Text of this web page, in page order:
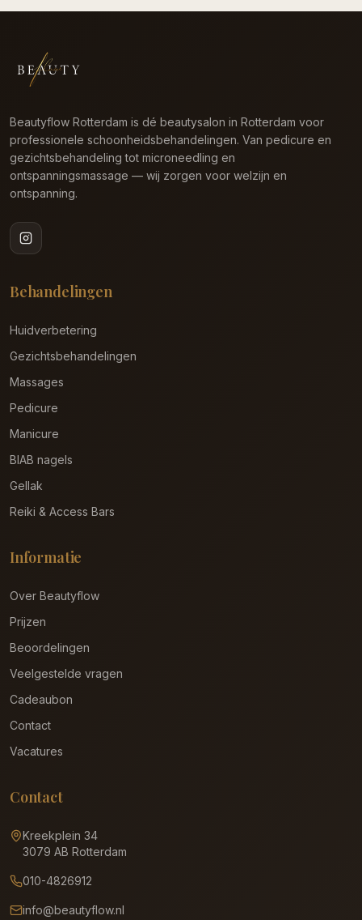
Beautyflow Rotterdam is dé beautysalon in Rotterdam voor
professionele schoonheidsbehandelingen. Van pedicure en
gezichtsbehandeling tot microneedling en
ontspanningsmassage — wij zorgen voor welzijn en
ontspanning.
Behandelingen
Huidverbetering
Gezichtsbehandelingen
Massages
Pedicure
Manicure
BIAB nagels
Gellak
Reiki & Access Bars
Informatie
Over Beautyflow
Prijzen
Beoordelingen
Veelgestelde vragen
Cadeaubon
Contact
Vacatures
Contact
Kreekplein 34
3079 AB Rotterdam
010-4826912
info@beautyflow.nl